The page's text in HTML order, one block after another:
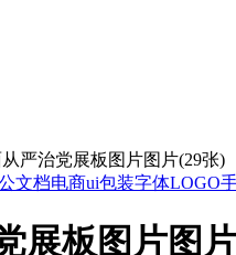
严治党展板图片图片(29张)
文档电商ui包装字体LOGO
展板图片图